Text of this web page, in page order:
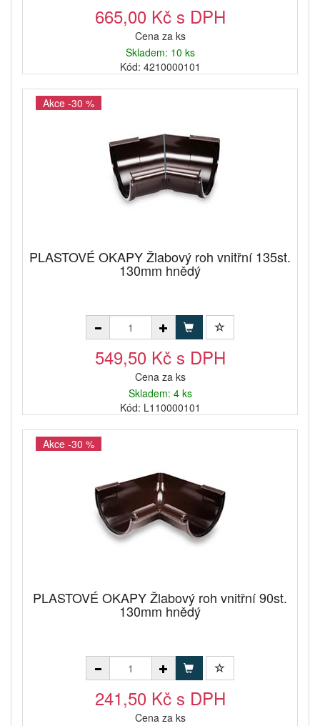
665,00 Kč s DPH
Cena za ks
Skladem: 10 ks
Kód: 4210000101
Akce -30 %
PLASTOVÉ OKAPY Žlabový roh vnitřní 135st.
130mm hnědý
549,50 Kč s DPH
Cena za ks
Skladem: 4 ks
Kód: L110000101
Akce -30 %
PLASTOVÉ OKAPY Žlabový roh vnitřní 90st.
130mm hnědý
241,50 Kč s DPH
Cena za ks